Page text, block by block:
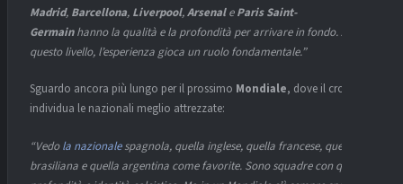
Madrid, Barcellona, Liverpool,ArsenaleParis Saint-
Germainhanno la qualità e la profondità per arrivare in fondo. A
questo livello, l’esperienza gioca un ruolo fondamentale.”
Sguardo ancora più lungo per il prossimo Mondiale, dove il croato
individua le nazionali meglio attrezzate:
“Vedola nazionalespagnola, quella inglese, quella francese, quella
brasiliana e quella argentina come favorite. Sono squadre con qualità,